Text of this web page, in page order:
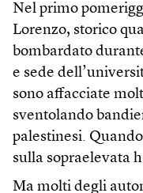
Nel primo
Lorenzo, storico
bombardato
e sede
sono affacciate
sventolando
palestinesi.
sulla sopraelevata
Ma molti degli